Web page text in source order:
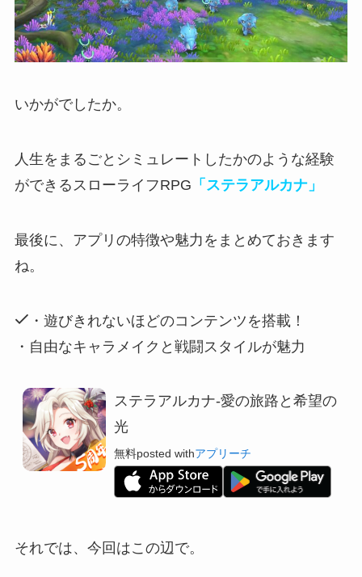
いかがでしたか。
人生をまるごとシミュレートしたかのような経験
ができるスローライフRPG 「ステラアルカナ」
最後に、アプリの特徴や魅力をまとめておきます
ね。
・遊びきれないほどのコンテンツを搭載！
・自由なキャラメイクと戦闘スタイルが魅力
ステラアルカナ-愛の旅路と希望の
光
無料posted withアプリーチ
それでは、今回はこの辺で。